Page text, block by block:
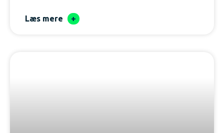
Læs mere